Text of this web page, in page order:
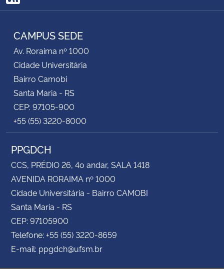
Ministério da Mulher, da Família e dos Direitos Humanos
Secretaria-Geral
Secretaria de Governo
Gabinete de Segurança Institucional
Advocacia-Geral da União
RSS
CAMPUS SEDE
Av. Roraima nº 1000
Cidade Universitária
Bairro Camobi
Santa Maria - RS
CEP: 97105-900
+55 (55) 3220-8000
PPGDCH
CCS, PRÉDIO 26, 4o andar, SALA 1418
AVENIDA RORAIMA nº 1000
Cidade Universitária - Bairro CAMOBI
Santa Maria - RS
CEP: 97105900
Telefone: +55 (55) 3220-8659
E-mail: ppgdch@ufsm.br